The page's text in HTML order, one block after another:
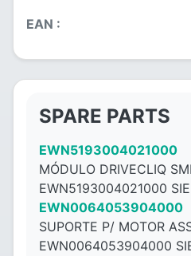
EAN :
SPARE PARTS
EWN5193004021000
MÓDULO DRIVECLIQ
EWN5193004021000
EWN0064053904000
SUPORTE P/ MOTOR
EWN0064053904000